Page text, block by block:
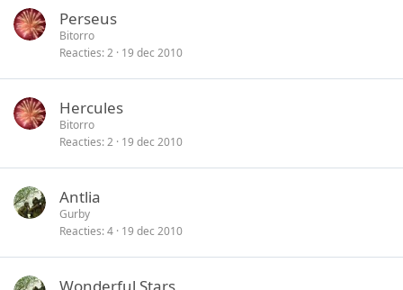
Perseus
Bitorro
Reacties 2 19 dec 2010
Hercules
Bitorro
Reacties 2 19 dec 2010
Antlia
Gurby
Reacties 4 19 dec 2010
Wonderful Stars